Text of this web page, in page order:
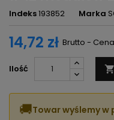
Indeks193852 Marka
14,72 zł Brutto -
Ilość 
🚚Towar wyślemy w